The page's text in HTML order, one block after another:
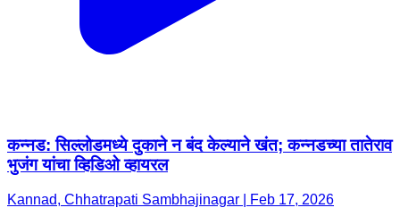
कन्नड: सिल्लोडमध्ये दुकाने न बंद केल्याने खंत; कन्नडच्या तातेराव
भुजंग यांचा व्हिडिओ व्हायरल
Kannad, Chhatrapati Sambhajinagar | Feb 17, 2026